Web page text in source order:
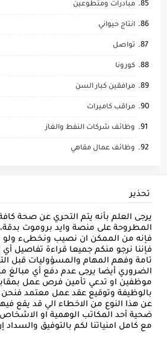
مبادرات ومتطوعين
انتاج حيواني
تواصل
كورونا
مرافقين كبار السن
مراقب كاميرات
وظائف شركات النفط والغاز
وظائف عمال مقاهي
تحذير
يرجى العلم بأنه يتم التحري عن صحة كافة
المطروحة على منصة وايد بروموت
فإنه من الممكن ان نصيب ونخطىء ولو
فإننا نرجو منكم جميعا قراءة تفاصيل
تامة وفهم المهام والمسؤوليات قبل
الضروري أيضا يرجى عدم دفع أي مبالغ
موظفين او تدعي تأمين فرص عمل
بالوظيفة وتوقيع عقد عمل معتمد
عن هذا النوع من الاخطاء الي قد يقع
ضحية أحد المكاتب الوهمية او
مع كامل امنياتنا لكم بالتوفيق